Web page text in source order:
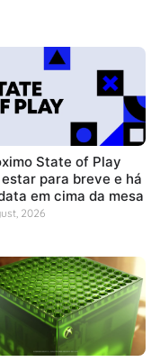
State of Play
para breve e há
em cima da mesa
2026